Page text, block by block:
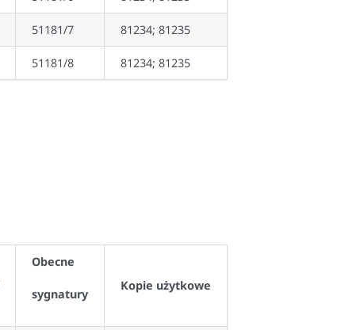
51181/7 81234; 81235
51181/8 81234; 81235
Obecne
sygnatury
Kopie użytkowe